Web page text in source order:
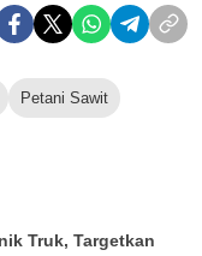
Petani Sawit
Truk, Targetkan